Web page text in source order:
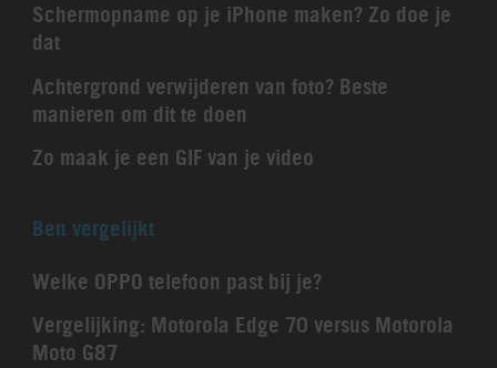
Schermopname op je iPhone maken? Zo doe je
dat
Achtergrond verwijderen van foto? Beste
manieren om dit te doen
Zo maak je een GIF van je video
Ben vergelijkt
Welke OPPO telefoon past bij je?
Vergelijking: Motorola Edge 70 versus Motorola
Moto G87